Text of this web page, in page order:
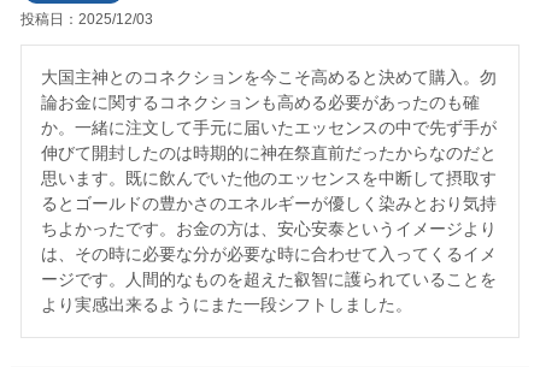
投稿日 2025/12/03
大国主神とのコネクションを今こそ高めると決めて購入。勿
論お金に関するコネクションも高める必要があったのも確
か。一緒に注文して手元に届いたエッセンスの中で先ず手が
伸びて開封したのは時期的に神在祭直前だったからなのだと
思います。既に飲んでいた他のエッセンスを中断して摂取す
るとゴールドの豊かさのエネルギーが優しく染みとおり気持
ちよかったです。お金の方は、安心安泰というイメージより
は、その時に必要な分が必要な時に合わせて入ってくるイメ
ージです。人間的なものを超えた叡智に護られていることを
より実感出来るようにまた一段シフトしました。